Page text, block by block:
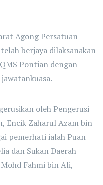
Agong Persatuan
berjaya dilaksanakan
Pontian dengan
oleh Pengerusi
Encik Zaharul Azam bin
pemerhati ialah Puan
dan Sukan Daerah
Fahmi bin Ali,